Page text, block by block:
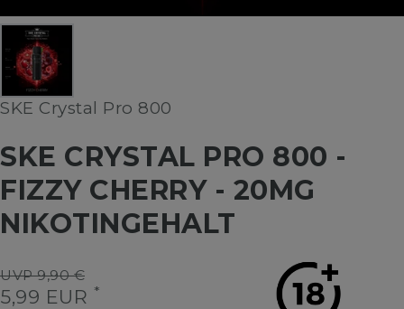
SKE Crystal Pro 800
SKE CRYSTAL PRO 800 -
FIZZY CHERRY - 20MG
NIKOTINGEHALT
UVP 9,90 €
5,99 EUR *